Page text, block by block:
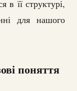
в її структурі,
для нашого
поняття